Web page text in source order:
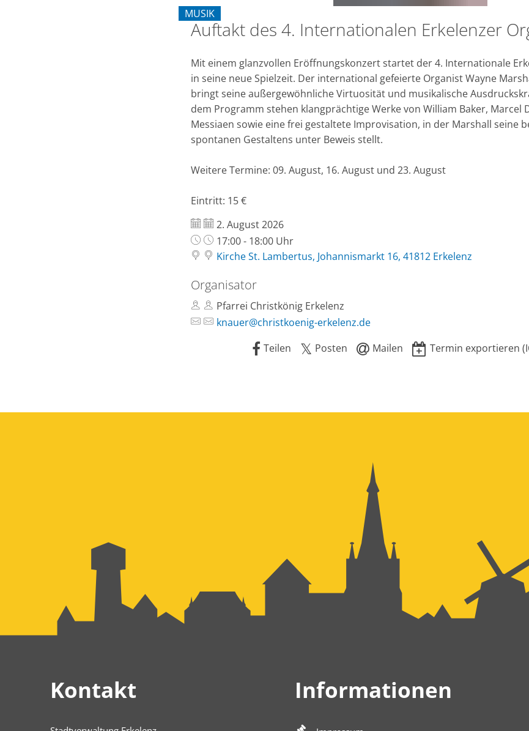
MUSIK
KATEGORIE: MUSIK
Auftakt des 4. Internationalen Erkelenzer
Mit einem glanzvollen Eröffnungskonzert startet der 4. Internationale
in seine neue Spielzeit. Der international gefeierte Organist Wayne
bringt seine außergewöhnliche Virtuosität und musikalische
dem Programm stehen klangprächtige Werke von William Baker, Marcel
Messiaen sowie eine frei gestaltete Improvisation, in der Marshall seine
spontanen Gestaltens unter Beweis stellt.
Weitere Termine: 09. August, 16. August und 23. August
Eintritt: 15 €
Datum:
2. August 2026
Uhrzeit:
17:00 - 18:00 Uhr
Kirche St. Lambertus, Johannismarkt 16, 41812 Erkelenz
Organisator
Pfarrei Christkönig Erkelenz
knauer@christkoenig-erkelenz.de
Teilen
Posten Mailen Termin exportieren
Kontakt Informationen